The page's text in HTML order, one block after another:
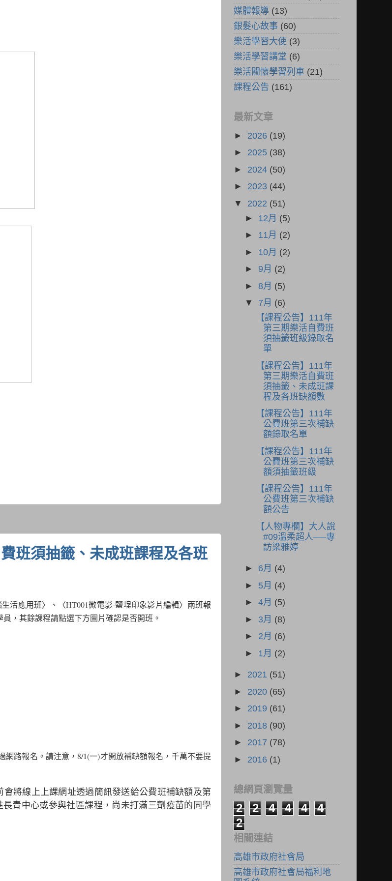
班須抽籤、未成班課程及各班
活應用班〉、〈HT001微電影-鹽埕印象影片編輯〉兩班報
，其餘課程請點選下方圖片確認是否開班。
路報名。請注意，8/1(一)才開放補缺額報名，千萬不要提
將線上上課網址透過簡訊發送給公費班補缺額及第
青中心或參與社區課程，尚未打滿三劑疫苗的同學
媒體報導 (13)
銀髮心故事 (60)
樂活學習大使 (3)
樂活學習講堂 (6)
樂活關懷學習列車 (21)
課程公告 (161)
最新文章
► 2026 (19)
► 2025 (38)
► 2024 (50)
► 2023 (44)
▼ 2022 (51)
► 12月 (5)
► 11月 (2)
► 10月 (2)
► 9月 (2)
► 8月 (5)
▼ 7月 (6)
【課程公告】111年
第三期樂活自費班
須抽籤班級錄取名
單
【課程公告】111年
第三期樂活自費班
須抽籤、未成班課
程及各班缺額數
【課程公告】111年
公費班第三次補缺
額錄取名單
【課程公告】111年
公費班第三次補缺
額須抽籤班級
【課程公告】111年
公費班第三次補缺
額公告
【人物專欄】大人說
#09溫柔超人──專
訪梁雅婷
► 6月 (4)
► 5月 (4)
► 4月 (5)
► 3月 (8)
► 2月 (6)
► 1月 (2)
► 2021 (51)
► 2020 (65)
► 2019 (61)
► 2018 (90)
► 2017 (78)
► 2016 (1)
總網頁瀏覽量
2 2 4 4 4
4
2
相關連結
高雄市政府社會局
高雄市政府社會局福利地